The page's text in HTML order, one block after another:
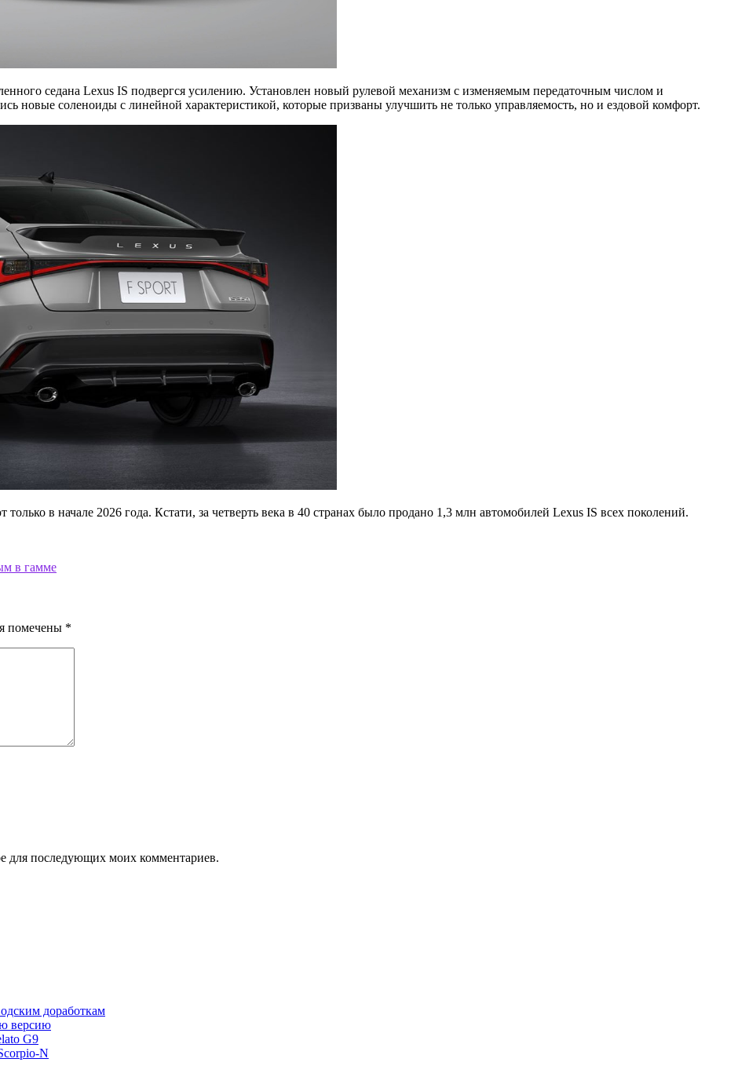
седана Lexus IS подвергся усилению. Установлен новый рулевой механизм с изменяемым передаточным числом и
новые соленоиды с линейной характеристикой, которые призваны улучшить не только управляемость, но и ездовой комфорт.
в начале 2026 года. Кстати, за четверть века в 40 странах было продано 1,3 млн автомобилей Lexus IS всех поколений.
в гамме
помечены *
для последующих моих комментариев.
доработкам
версию
G9
N